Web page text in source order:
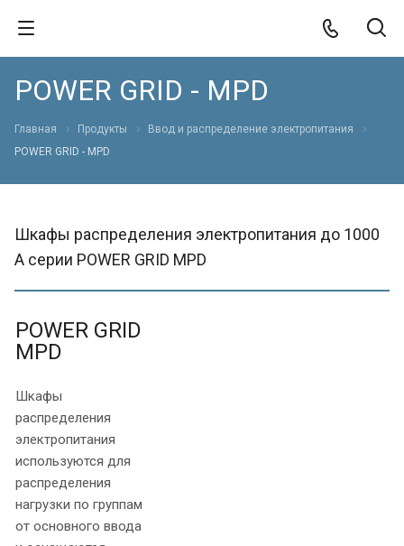
POWER GRID - MPD
Главная Продукты
Ввод и распределение электропитания
POWER GRID - MPD
Шкафы распределения электропитания до 1000
А серии POWER GRID MPD
POWER GRID
MPD
Шкафы
распределения
электропитания
используются для
распределения
нагрузки по группам
от основного ввода